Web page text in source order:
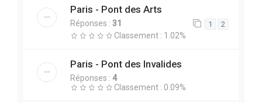
Paris - Pont des Arts
Réponses : 31 1 2
Classement : 1.02%
Paris - Pont des Invalides
Réponses : 4
Classement : 0.09%